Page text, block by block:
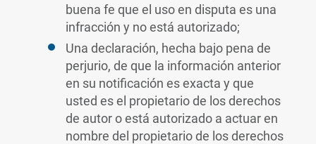
buena fe que el uso en disputa es una
infracción y no está autorizado;
Una declaración, hecha bajo pena de
perjurio, de que la información anterior
en su notificación es exacta y que
usted es el propietario de los derechos
de autor o está autorizado a actuar en
nombre del propietario de los derechos